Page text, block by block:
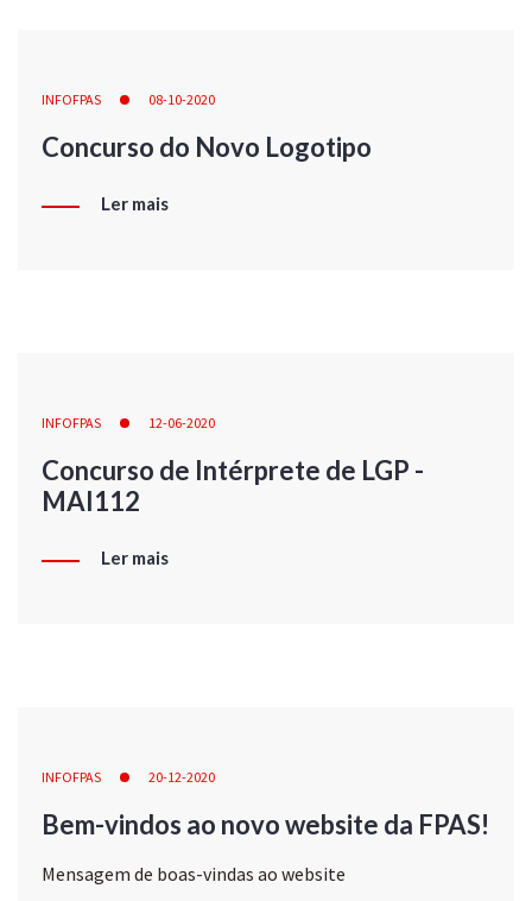
INFOFPAS 08-10-2020
Concurso do Novo Logotipo
Ler mais
INFOFPAS 12-06-2020
Concurso de Intérprete de LGP -
MAI112
Ler mais
INFOFPAS 20-12-2020
Bem-vindos ao novo website da FPAS!
Mensagem de boas-vindas ao website